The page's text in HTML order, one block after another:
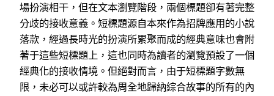
場扮演相干，但在文本瀏覽階段，兩個標題卻有著完整
分歧的接收意義。短標題源自本來作為招牌應用的小說
落款，經過長時光的扮演所累聚而成的經典意味也會附
著于這些短標題上，這也同時為讀者的瀏覽預設了一個
經典化的接收情境。但絕對而言，由于短標題字數無
限，未必可以或許較為周全地歸納綜合故事的所有的內